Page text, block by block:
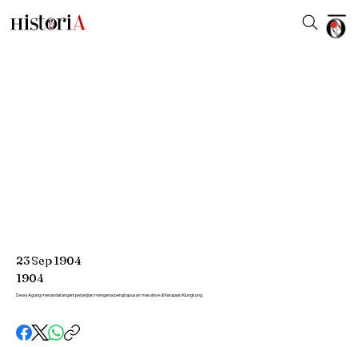
23Sep1904
1904
Dewa Agung menandatangani perjanjian mengenai penghapusan mesatiye di Kerajaan Klungkung.